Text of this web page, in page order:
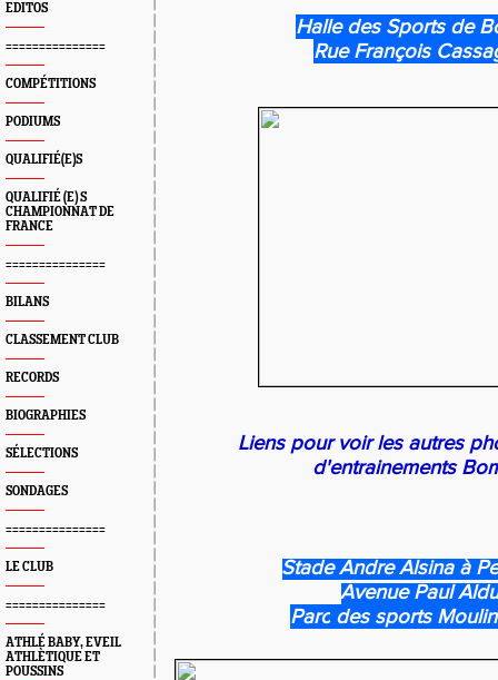
EDITOS
===============
COMPÉTITIONS
PODIUMS
QUALIFIÉ(E)S
QUALIFIÉ (E) S
CHAMPIONNAT DE
FRANCE
===============
BILANS
CLASSEMENT CLUB
RECORDS
BIOGRAPHIES
SÉLECTIONS
SONDAGES
===============
LE CLUB
===============
ATHLÉ BABY, EVEIL
ATHLÈTIQUE ET
POUSSINS
Halle des Sports de
Rue François
Liens pour voir les autres
d'entrainements
Stade Andre Alsina à
Avenue Paul
Parc des sports